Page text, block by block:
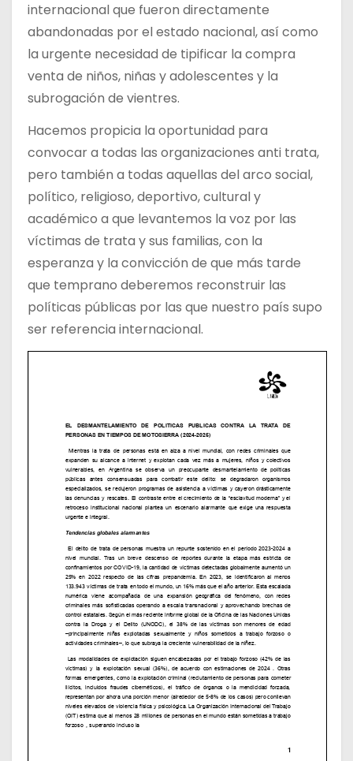
internacional que fueron directamente
abandonadas por el estado nacional, así como
la urgente necesidad de tipificar la compra
venta de niños, niñas y adolescentes y la
subrogación de vientres.
Hacemos propicia la oportunidad para
convocar a todas las organizaciones anti trata,
pero también a todas aquellas del arco social,
político, religioso, deportivo, cultural y
académico a que levantemos la voz por las
víctimas de trata y sus familias, con la
esperanza y la convicción de que más tarde
que temprano deberemos reconstruir las
políticas públicas por las que nuestro país supo
ser referencia internacional.